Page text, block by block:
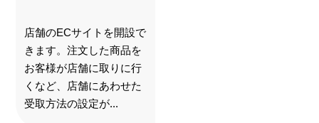
店舗のECサイトを開設で
きます。注文した商品を
お客様が店舗に取りに行
くなど、店舗にあわせた
受取方法の設定が...